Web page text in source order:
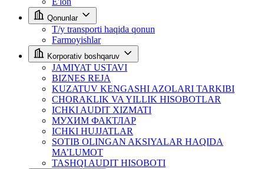
Qonunlar
T/y transporti haqida qonun
Farmoyishlar
Korporativ boshqaruv
JAMIYAT USTAVI
BIZNES REJA
KUZATUV KENGASHI AZOLARI TARKIBI
CHORAKLIK VA YILLIK HISOBOTLAR
ICHKI AUDIT XIZMATI
МУХИМ ФАКТЛАР
ICHKI HUJJATLAR
SOTIB OLINGAN AKSIYALAR HAQIDA
MA’LUMOT
TASHQI AUDIT HISOBOTI